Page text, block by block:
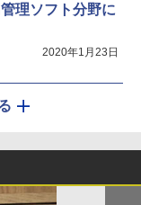
理ソフト分野に
2020年1月23日